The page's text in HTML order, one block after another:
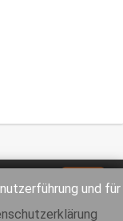
und für